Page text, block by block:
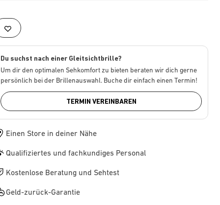
Du suchst nach einer Gleitsichtbrille?
Um dir den optimalen Sehkomfort zu bieten beraten wir dich gerne
persönlich bei der Brillenauswahl. Buche dir einfach einen Termin!
TERMIN VEREINBAREN
Einen Store in deiner Nähe
Qualifiziertes und fachkundiges Personal
Kostenlose Beratung und Sehtest
Geld-zurück-Garantie